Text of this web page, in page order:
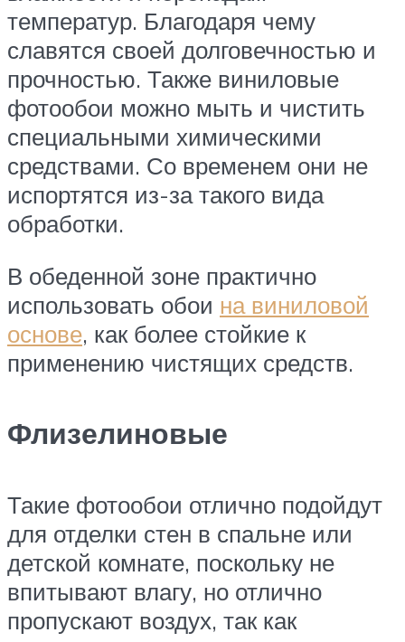
температур. Благодаря чему
славятся своей долговечностью и
прочностью. Также виниловые
фотообои можно мыть и чистить
специальными химическими
средствами. Со временем они не
испортятся из-за такого вида
обработки.
В обеденной зоне практично
использовать обои на виниловой
основе, как более стойкие к
применению чистящих средств.
Флизелиновые
Такие фотообои отлично подойдут
для отделки стен в спальне или
детской комнате, поскольку не
впитывают влагу, но отлично
пропускают воздух, так как